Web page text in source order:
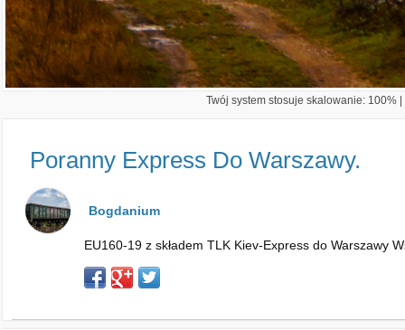
Twój system stosuje skalowanie: 100%
Poranny Express Do Warszawy.
Bogdanium
EU160-19 z składem TLK Kiev-Express do Warszawy